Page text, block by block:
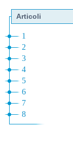
Articoli
1
2
3
4
5
6
7
8